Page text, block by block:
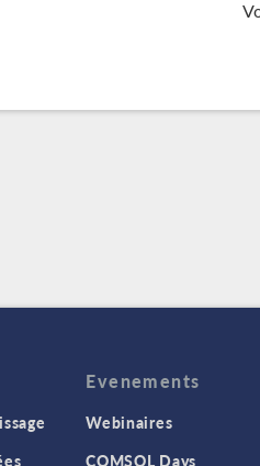
Evenements
Webinaires
COMSOL Days